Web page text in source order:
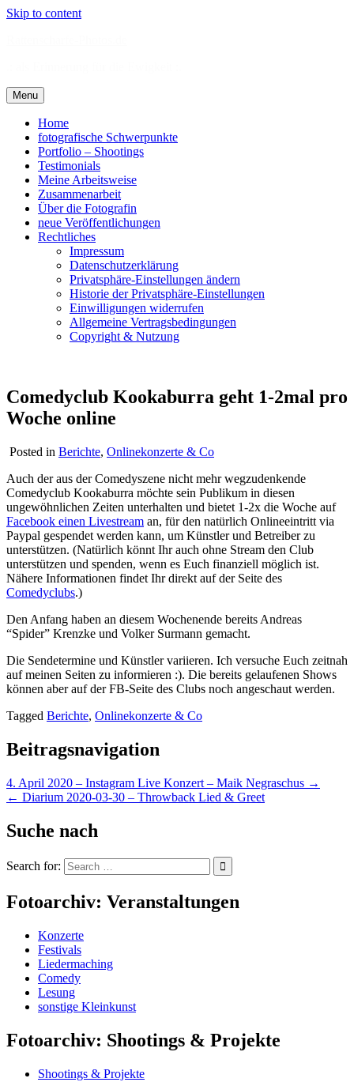
Skip to content
Menu
Home
fotografische Schwerpunkte
Portfolio – Shootings
Testimonials
Meine Arbeitsweise
Zusammenarbeit
Über die Fotografin
neue Veröffentlichungen
Rechtliches
Impressum
Datenschutzerklärung
Privatsphäre-Einstellungen ändern
Historie der Privatsphäre-Einstellungen
Einwilligungen widerrufen
Allgemeine Vertragsbedingungen
Copyright & Nutzung
Comedyclub Kookaburra geht 1-2mal pro
Woche online
Posted in Berichte, Onlinekonzerte & Co
Auch der aus der Comedyszene nicht mehr wegzudenkende
Comedyclub Kookaburra möchte sein Publikum in diesen
ungewöhnlichen Zeiten unterhalten und bietet 1-2x die Woche auf
Facebook einen Livestream an, für den natürlich Onlineeintritt via
Paypal gespendet werden kann, um Künstler und Betreiber zu
unterstützen. (Natürlich könnt Ihr auch ohne Stream den Club
unterstützen und spenden, wenn es Euch finanziell möglich ist.
Nähere Informationen findet Ihr direkt auf der Seite des
Comedyclubs.)
Den Anfang haben an diesem Wochenende bereits Andreas
“Spider” Krenzke und Volker Surmann gemacht.
Die Sendetermine und Künstler variieren. Ich versuche Euch zeitnah
auf meinen Seiten zu informieren :). Die bereits gelaufenen Shows
können aber auf der FB-Seite des Clubs noch angeschaut werden.
Tagged Berichte, Onlinekonzerte & Co
Beitragsnavigation
4. April 2020 – Instagram Live Konzert – Maik Negraschus →
← Diarium 2020-03-30 – Throwback Lied & Greet
Suche nach
Search for:
Fotoarchiv: Veranstaltungen
Konzerte
Festivals
Liedermaching
Comedy
Lesung
sonstige Kleinkunst
Fotoarchiv: Shootings & Projekte
Shootings & Projekte